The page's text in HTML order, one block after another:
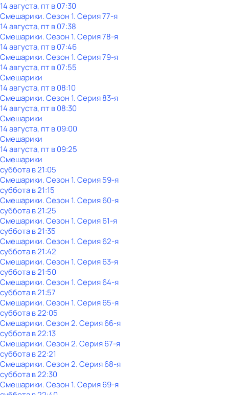
14 августа, пт в 07:30
Смешарики. Сезон 1. Серия 77-я
14 августа, пт в 07:38
Смешарики. Сезон 1. Серия 78-я
14 августа, пт в 07:46
Смешарики. Сезон 1. Серия 79-я
14 августа, пт в 07:55
Смешарики
14 августа, пт в 08:10
Смешарики. Сезон 1. Серия 83-я
14 августа, пт в 08:30
Смешарики
14 августа, пт в 09:00
Смешарики
14 августа, пт в 09:25
Смешарики
субботав21:05
Смешарики. Сезон 1. Серия 59-я
субботав21:15
Смешарики. Сезон 1. Серия 60-я
субботав21:25
Смешарики. Сезон 1. Серия 61-я
субботав21:35
Смешарики. Сезон 1. Серия 62-я
субботав21:42
Смешарики. Сезон 1. Серия 63-я
субботав21:50
Смешарики. Сезон 1. Серия 64-я
субботав21:57
Смешарики. Сезон 1. Серия 65-я
субботав22:05
Смешарики. Сезон 2. Серия 66-я
субботав22:13
Смешарики. Сезон 2. Серия 67-я
субботав22:21
Смешарики. Сезон 2. Серия 68-я
субботав22:30
Смешарики. Сезон 1. Серия 69-я